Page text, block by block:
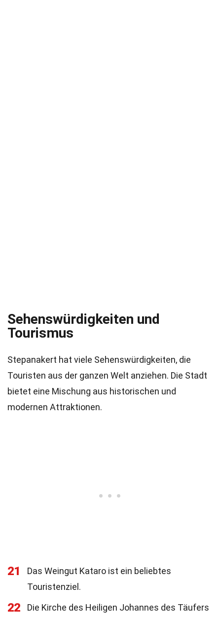
Sehenswürdigkeiten und
Tourismus
Stepanakert hat viele Sehenswürdigkeiten, die
Touristen aus der ganzen Welt anziehen. Die Stadt
bietet eine Mischung aus historischen und
modernen Attraktionen.
21
Das Weingut Kataro ist ein beliebtes
Touristenziel.
22
Die Kirche des Heiligen Johannes des Täufers